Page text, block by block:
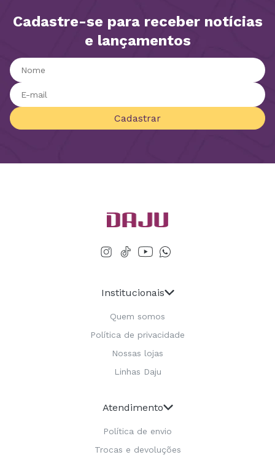
Cadastre-se para receber notícias
e lançamentos
Cadastrar
Institucionais
Quem somos
Política de privacidade
Nossas lojas
Linhas Daju
Atendimento
Política de envio
Trocas e devoluções